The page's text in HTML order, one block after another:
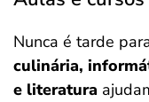
Nunca é tarde
culinária,
e literatura